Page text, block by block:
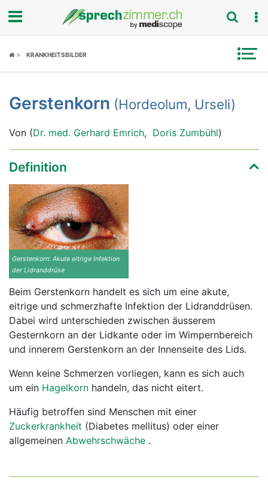
Fokus
Symptome
Untersuchungen
News
Ratgeber
Rubriken
KRANKHEITSBILDER
Gerstenkorn (Hordeolum, Urseli)
Von (Dr. med. Gerhard Emrich, Doris Zumbühl)
Definition
Gerstenkorn: Akute eitrige Infektion
der Lidranddrüse
Beim Gerstenkorn handelt es sich um eine akute,
eitrige und schmerzhafte Infektion der Lidranddrüsen.
Dabei wird unterschieden zwischen äusserem
Gesternkorn an der Lidkante oder im Wimpernbereich
und innerem Gerstenkorn an der Innenseite des Lids.
Wenn keine Schmerzen vorliegen, kann es sich auch
um ein Hagelkorn handeln, das nicht eitert.
Häufig betroffen sind Menschen mit einer
Zuckerkrankheit (Diabetes mellitus) oder einer
allgemeinen Abwehrschwäche .